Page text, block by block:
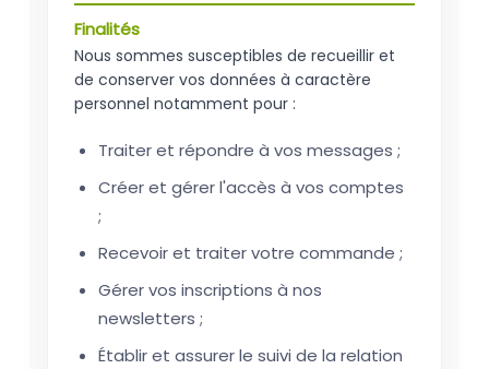
Finalités
Nous sommes susceptibles de recueillir et
de conserver vos données à caractère
personnel notamment pour :
Traiter et répondre à vos messages ;
Créer et gérer l'accès à vos comptes
;
Recevoir et traiter votre commande ;
Gérer vos inscriptions à nos
newsletters ;
Établir et assurer le suivi de la relation